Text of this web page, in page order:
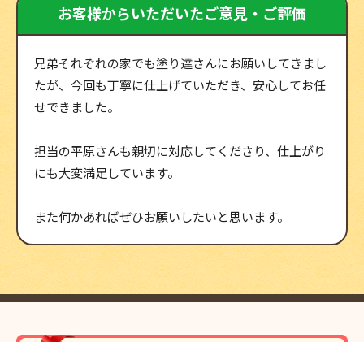
お客様からいただいたご意見・ご評価
兄弟それぞれの家でも塗り達さんにお願いしてきまし
たが、今回も丁寧に仕上げていただき、安心してお任
せできました。
担当の平原さんも親切に対応してくださり、仕上がり
にも大変満足しています。
また何かあればぜひお願いしたいと思います。